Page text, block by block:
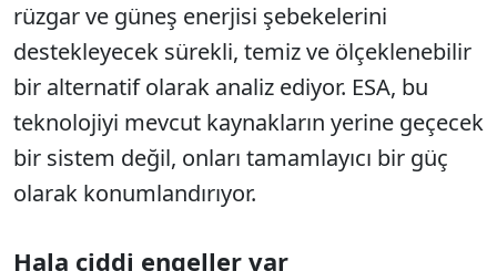
rüzgar ve güneş enerjisi şebekelerini
destekleyecek sürekli, temiz ve ölçeklenebilir
bir alternatif olarak analiz ediyor. ESA, bu
teknolojiyi mevcut kaynakların yerine geçecek
bir sistem değil, onları tamamlayıcı bir güç
olarak konumlandırıyor.
Hala ciddi engeller var